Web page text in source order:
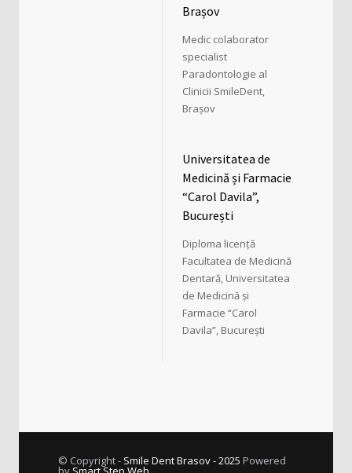
Brașov
Medic colaborator
specialist
Paradontologie al
Clinicii SmileDent,
Brașov
Universitatea de
Medicină și Farmacie
“Carol Davila”,
București
Diploma licență
Facultatea de Medicină
Dentară, Universitatea
de Medicină și
Farmacie “Carol
Davila”, București
© Copyright - Smile Dent Brasov - 2025 Powered